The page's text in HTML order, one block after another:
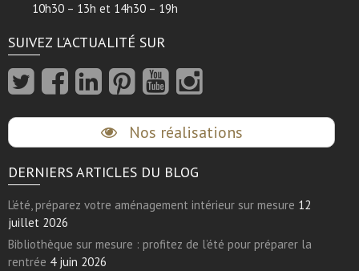
10h30 – 13h et 14h30 – 19h
SUIVEZ L’ACTUALITÉ SUR
Nos réalisations
DERNIERS ARTICLES DU BLOG
L’été, préparez votre aménagement intérieur sur mesure 12
juillet 2026
Bibliothèque sur mesure : profitez de l’été pour préparer la
rentrée 4 juin 2026